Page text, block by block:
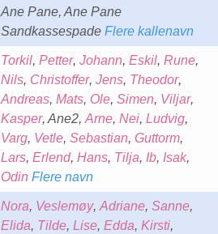
Ane Pane, Ane Pane
Sandkassespade Flere kallenavn
Torkil, Petter, Johann, Eskil, Rune,
Nils, Christoffer, Jens, Theodor,
Andreas, Mats, Ole, Simen, Viljar,
Kasper, Ane2, Arne, Nei, Ludvig,
Varg, Vetle, Sebastian, Guttorm,
Lars, Erlend, Hans, Tilja, Ib, Isak,
Odin Flere navn
Nora, Veslemøy, Adriane, Sanne,
Elida, Tilde, Lise, Edda, Kirsti,